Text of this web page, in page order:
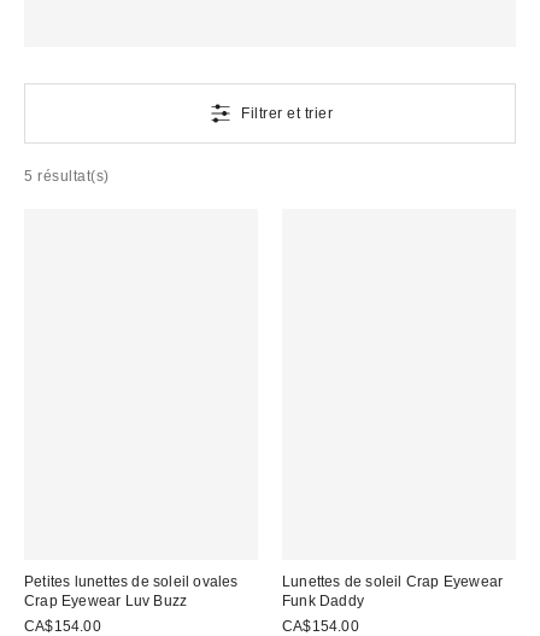
Filtrer et trier
5 résultat(s)
Petites lunettes de soleil ovales
Crap Eyewear Luv Buzz
CA$154.00
Lunettes de soleil Crap Eyewear
Funk Daddy
CA$154.00